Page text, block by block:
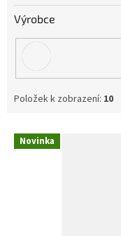
Výrobce
Položek k zobrazení: 10
V Novinka